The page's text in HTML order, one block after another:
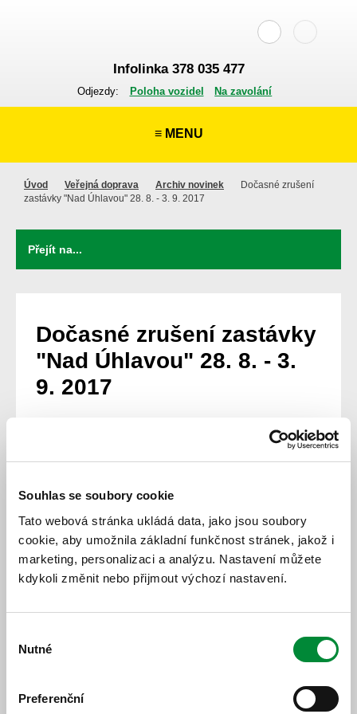
Souhlas se soubory cookie
Tato webová stránka ukládá data, jako jsou soubory
cookie, aby umožnila základní funkčnost stránek, jakož i
marketing, personalizaci a analýzu. Nastavení můžete
kdykoli změnit nebo přijmout výchozí nastavení.
souhlasu
Nutné
Preferenční
Infolinka 378 035 477
Odjezdy: Poloha vozidel Na zavolání
≡ MENU
Úvod Veřejná doprava Archiv novinek
Dočasné zrušení
zastávky "Nad Úhlavou" 28. 8. - 3. 9. 2017
Dočasné zrušení zastávky
"Nad Úhlavou" 28. 8. - 3.
9. 2017
V termínu od 28. 8. do 3. 9. 2017 bude z důvodu
výkopových prací znemožněna obsluha zastávky linek č.
23 a 32 „Nad Úhlavou“ v Podhájí a zastávka bude
„Podhájí“ a „Kruhová“.
www.pmdp.cz
16. 8. 2017